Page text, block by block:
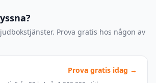
Prova gratis hos någon av
Prova gratis idag →